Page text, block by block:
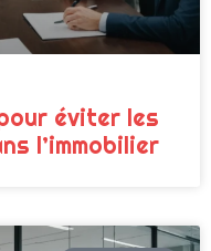
éviter les
l’immobilier